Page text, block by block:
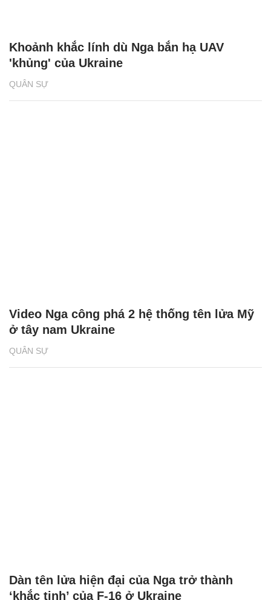
QUÂN SỰ
Khoảnh khắc lính dù Nga bắn hạ UAV
'khủng' của Ukraine
QUÂN SỰ
Video Nga công phá 2 hệ thống tên lửa Mỹ
ở tây nam Ukraine
Dàn tên lửa hiện đại của Nga trở thành
‘khắc tinh’ của F-16 ở Ukraine